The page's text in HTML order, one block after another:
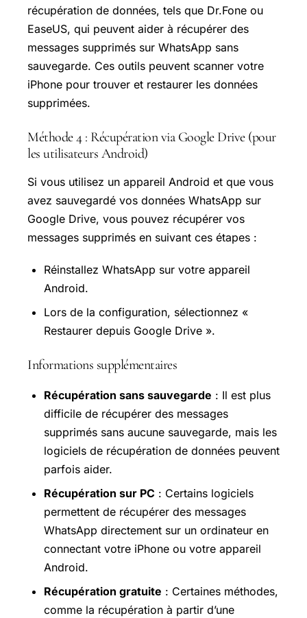
récupération de données, tels que Dr.Fone ou
EaseUS, qui peuvent aider à récupérer des
messages supprimés sur WhatsApp sans
sauvegarde. Ces outils peuvent scanner votre
iPhone pour trouver et restaurer les données
supprimées.
Méthode 4 : Récupération via Google Drive (pour
les utilisateurs Android)
Si vous utilisez un appareil Android et que vous
avez sauvegardé vos données WhatsApp sur
Google Drive, vous pouvez récupérer vos
messages supprimés en suivant ces étapes :
Réinstallez WhatsApp sur votre appareil
Android.
Lors de la configuration, sélectionnez «
Restaurer depuis Google Drive ».
Informations supplémentaires
Récupération sans sauvegarde : Il est plus
difficile de récupérer des messages
supprimés sans aucune sauvegarde, mais les
logiciels de récupération de données peuvent
parfois aider.
Récupération sur PC : Certains logiciels
permettent de récupérer des messages
WhatsApp directement sur un ordinateur en
connectant votre iPhone ou votre appareil
Android.
Récupération gratuite : Certaines méthodes,
comme la récupération à partir d’une